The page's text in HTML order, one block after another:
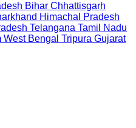
Bihar Chhattisgarh
Himachal Pradesh
Telangana Tamil Nadu
West Bengal Tripura Gujarat